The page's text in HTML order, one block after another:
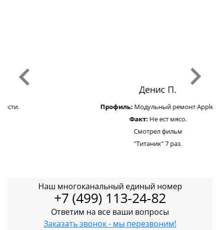
Модульный ремонт Apple.
Не ест мясо.
Смотрел фильм
Наш многоканальный единый номер
+7 (499) 113-24-82
Ответим на все ваши вопросы
Заказать звонок - мы перезвоним!